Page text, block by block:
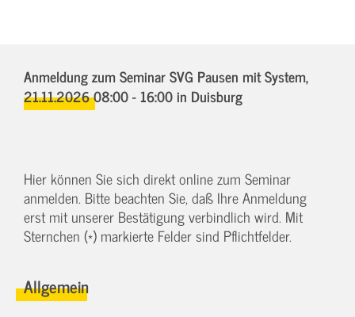
Anmeldung zum Seminar SVG Pausen mit System,
21.11.2026 08:00 - 16:00in Duisburg
Hier können Sie sich direkt online zum Seminar
anmelden. Bitte beachten Sie, daß Ihre Anmeldung
erst mit unserer Bestätigung verbindlich wird. Mit
Sternchen (*) markierte Felder sind Pflichtfelder.
Allgemein